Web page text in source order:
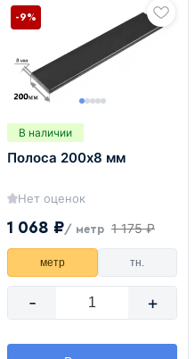
В наличии
Полоса 200х8 мм
Нет оценок
1 068 ₽/ метр 1 175 ₽
-9%
метр тн.
- +